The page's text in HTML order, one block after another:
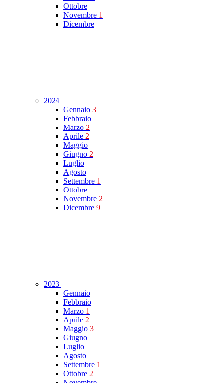
Ottobre
Novembre 1
Dicembre
2024
Gennaio 3
Febbraio
Marzo 2
Aprile 2
Maggio
Giugno 2
Luglio
Agosto
Settembre 1
Ottobre
Novembre 2
Dicembre 9
2023
Gennaio
Febbraio
Marzo 1
Aprile 2
Maggio 3
Giugno
Luglio
Agosto
Settembre 1
Ottobre 2